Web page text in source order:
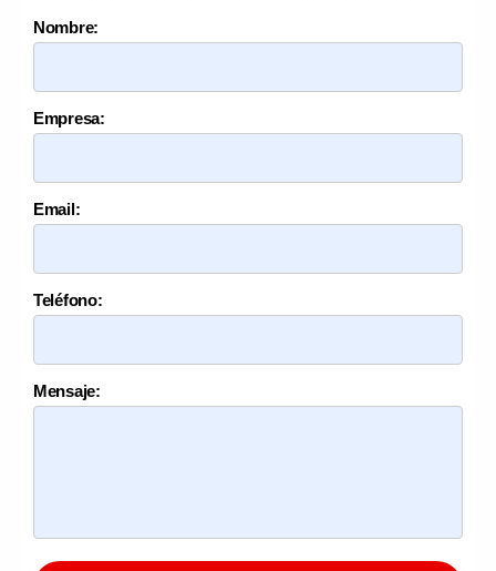
Nombre:
Empresa:
Email:
Teléfono:
Mensaje: